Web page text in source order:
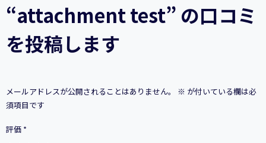
“attachment test” の口コミ
を投稿します
メールアドレスが公開されることはありません。 ※ が付いている欄は必
須項目です
評価 *